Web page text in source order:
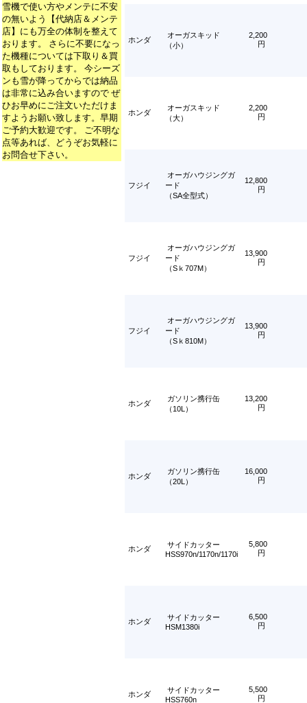
雪機で使い方やメンテに不安
の無いよう【代納店＆メンテ
店】にも万全の体制を整えて
おります。 さらに不要になっ
た機種については下取り＆買
取もしております。 今シーズ
ンも雪が降ってからでは納品
は非常に込み合いますので ぜ
ひお早めにご注文いただけま
すようお願い致します。早期
ご予約大歓迎です。 ご不明な
点等あれば、どうぞお気軽に
お問合せ下さい。
ホンダ
オーガスキッド
（小）
2,200
円
ホンダ
オーガスキッド
（大）
2,200
円
フジイ
オーガハウジングガ
ード
（SA全型式）
12,800
円
フジイ
オーガハウジングガ
ード
（Sｋ707M）
13,900
円
フジイ
オーガハウジングガ
ード
（Sｋ810M）
13,900
円
ホンダ
ガソリン携行缶
（10L）
13,200
円
ホンダ
ガソリン携行缶
（20L）
16,000
円
ホンダ
サイドカッター
HSS970n/1170n/1170i
5,800
円
ホンダ
サイドカッター
HSM1380i
6,500
円
ホンダ
サイドカッター
HSS760n
5,500
円